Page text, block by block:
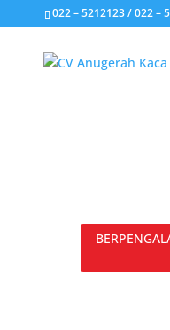
022 – 5212123 / 022 –